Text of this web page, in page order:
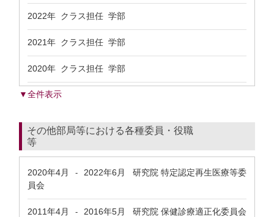
2022年 クラス担任 学部
2021年 クラス担任 学部
2020年 クラス担任 学部
▼全件表示
その他部局等における各種委員・役職
等
2020年4月 - 2022年6月
研究院 特定認定再生医療等委
員会
2011年4月 - 2016年5月 研究院 保健診療適正化委員会